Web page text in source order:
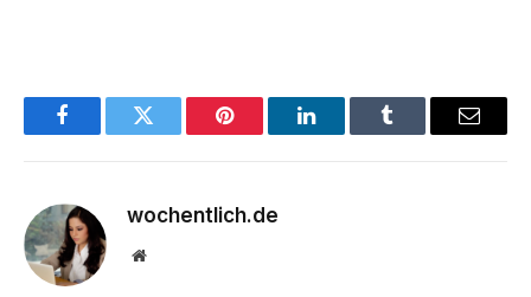
FacebookTwitter Pinterest LinkedInTumblr Email
wochentlich.de
Website